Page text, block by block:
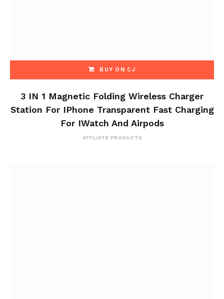
BUY ON CJ
3 IN 1 Magnetic Folding Wireless Charger
Station For IPhone Transparent Fast Charging
For IWatch And Airpods
AFFLIATE PRODUCTS